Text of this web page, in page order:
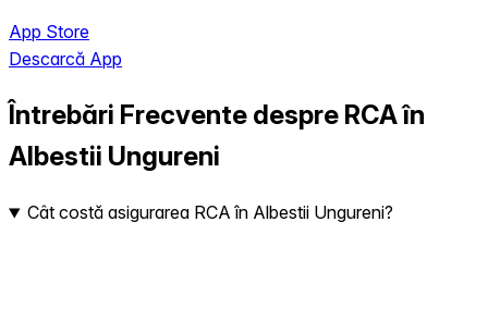
App Store
Descarcă App
Întrebări Frecvente despre RCA în
Albestii Ungureni
Cât costă asigurarea RCA în Albestii Ungureni?